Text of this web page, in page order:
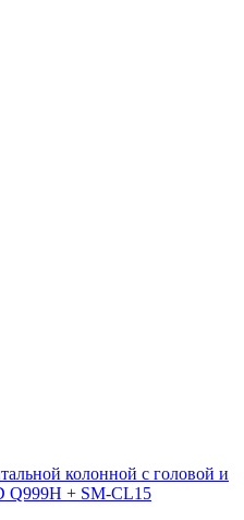
колонной с головой и
Q999H + SM-CL15